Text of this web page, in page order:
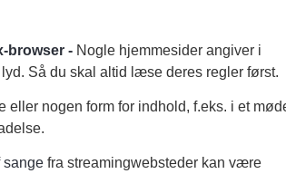
browser - Nogle hjemmesider angiver i
Så du skal altid læse deres regler først.
eller nogen form for indhold, f.eks. i et
sange fra streamingwebsteder kan være